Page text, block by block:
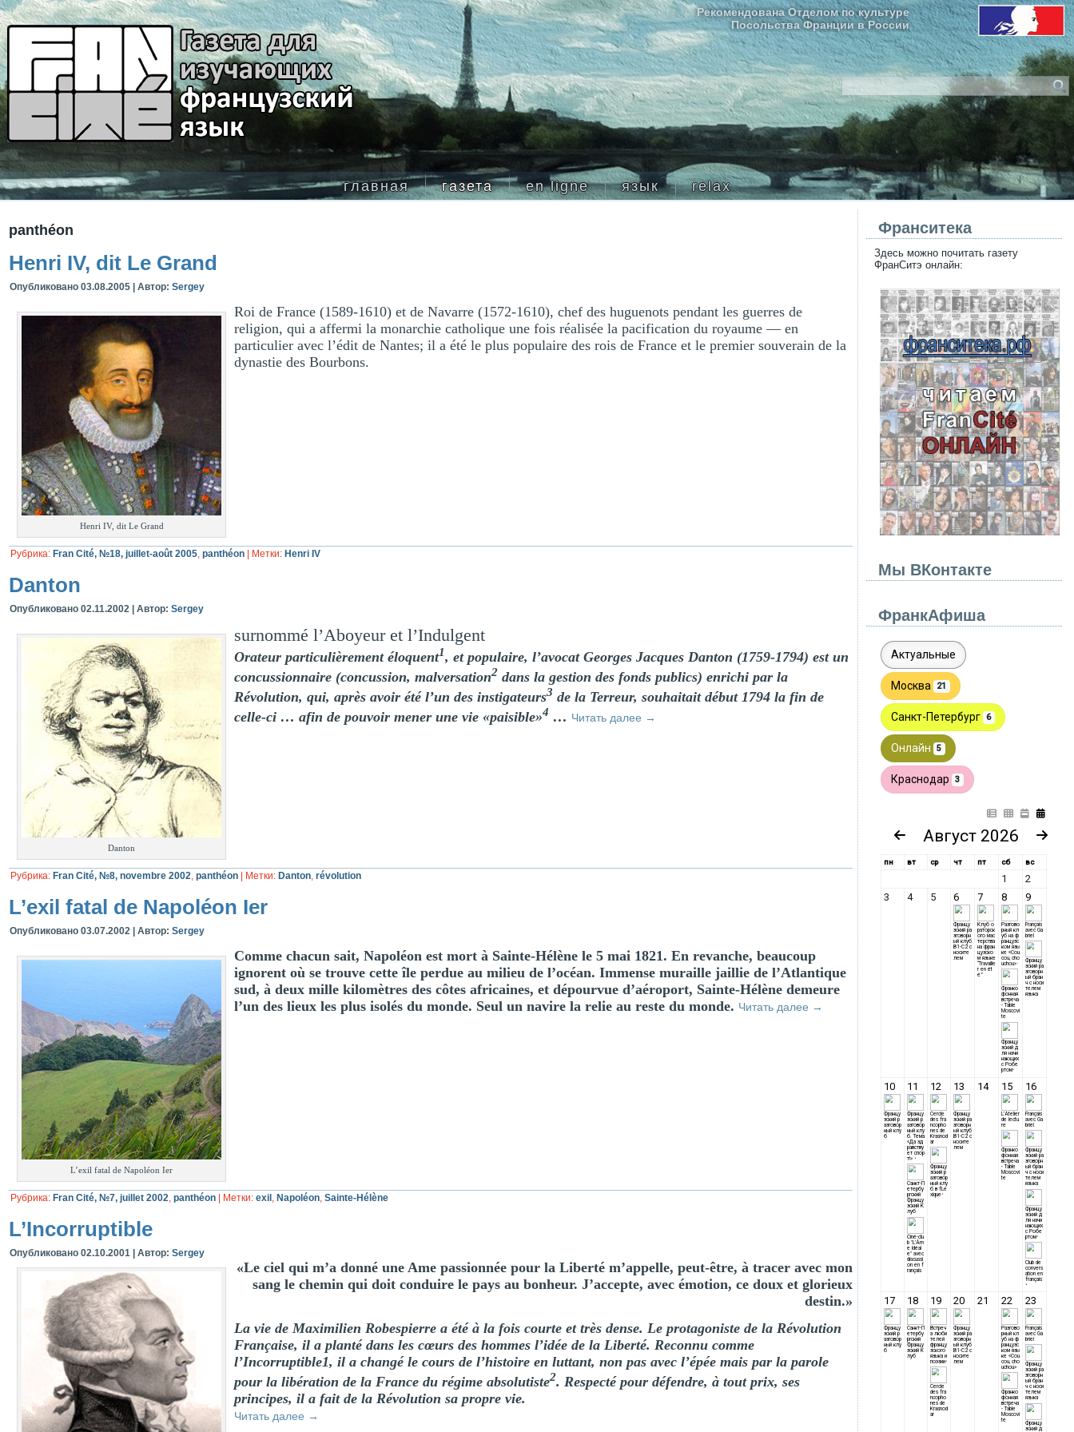
Рекомендована Отделом по культуре
Посольства Франции в России
главная газета en ligne язык relax
panthéon
Henri IV, dit Le Grand
Опубликовано 03.08.2005 Автор: Sergey
Henri IV, dit Le Grand
Roi de France (1589-1610) et de Navarre (1572-1610), chef des huguenots pendant les guerres de
religion, qui a affermi la monarchie catholique une fois réalisée la pacification du royaume — en
particulier avec l’édit de Nantes; il a été le plus populaire des rois de France et le premier souverain de la
dynastie des Bourbons.
Рубрика: Fran Cité, №18, juillet-août 2005, panthéon Метки: Henri IV
Danton
Опубликовано 02.11.2002 Автор: Sergey
Danton
surnommé l’Aboyeur et l’Indulgent
Orateur particulièrement éloquent1, et populaire, l’avocat Georges Jacques Danton (1759-1794) est un
concussionnaire (concussion, malversation2 dans la gestion des fonds publics) enrichi par la
Révolution, qui, après avoir été l’un des instigateurs3 de la Terreur, souhaitait début 1794 la fin de
celle-ci … afin de pouvoir mener une vie «paisible»4 … Читать далее →
Рубрика: Fran Cité, №8, novembre 2002, panthéon Метки: Danton, révolution
L’exil fatal de Napoléon Ier
Опубликовано 03.07.2002 Автор: Sergey
L’exil fatal de Napoléon Ier
Comme chacun sait, Napoléon est mort à Sainte-Hélène le 5 mai 1821. En revanche, beaucoup
ignorent où se trouve cette île perdue au milieu de l’océan. Immense muraille jaillie de l’Atlantique
sud, à deux mille kilomètres des côtes africaines, et dépourvue d’aéroport, Sainte-Hélène demeure
l’un des lieux les plus isolés du monde. Seul un navire la relie au reste du monde. Читать далее →
Рубрика: Fran Cité, №7, juillet 2002, panthéon Метки: exil , Napoléon, Sainte-Hélène
L’Incorruptible
Опубликовано 02.10.2001 Автор: Sergey
«Le ciel qui m’a donné une Ame passionnée pour la Liberté m’appelle, peut-être, à tracer avec mon
sang le chemin qui doit conduire le pays au bonheur. J’accepte, avec émotion, ce doux et glorieux
destin.»
La vie de Maximilien Robespierre a été à la fois courte et très dense. Le protagoniste de la Révolution
Française, il a planté dans les cœurs des hommes l’idée de la Liberté. Reconnu comme
l’Incorruptible1, il a changé le cours de l’histoire en luttant, non pas avec l’épée mais par la parole
pour la libération de la France du régime absolutiste2. Respecté pour défendre, à tout prix, ses
principes, il a fait de la Révolution sa propre vie.
Читать далее →
Франситека
Здесь можно почитать газету
ФранСитэ онлайн:
Мы ВКонтакте
ФранкАфиша